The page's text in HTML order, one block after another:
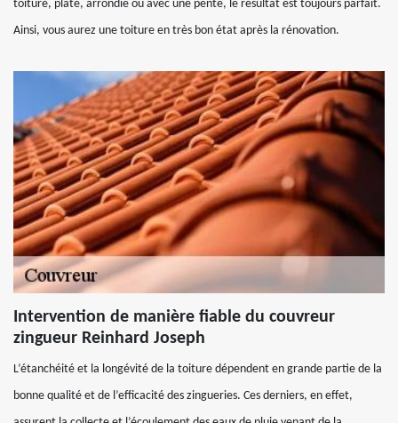
toiture, plate, arrondie ou avec une pente, le résultat est toujours parfait.
Ainsi, vous aurez une toiture en très bon état après la rénovation.
Intervention de manière fiable du couvreur
zingueur Reinhard Joseph
L’étanchéité et la longévité de la toiture dépendent en grande partie de la
bonne qualité et de l’efficacité des zingueries. Ces derniers, en effet,